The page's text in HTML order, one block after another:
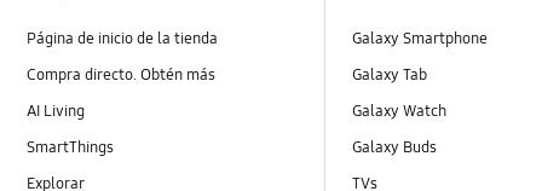
Página de inicio de la tienda
Compra directo. Obtén más
AI Living
SmartThings
Explorar
Galaxy Smartphone
Galaxy Tab
Galaxy Watch
Galaxy Buds
TVs